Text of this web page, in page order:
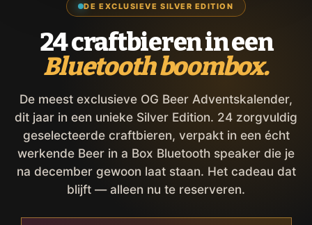
DE EXCLUSIEVE SILVER EDITION
24 craftbieren in een
Bluetooth boombox.
De meest exclusieve OG Beer Adventskalender,
dit jaar in een unieke Silver Edition. 24 zorgvuldig
geselecteerde craftbieren, verpakt in een écht
werkende Beer in a Box Bluetooth speaker die je
na december gewoon laat staan. Het cadeau dat
blijft — alleen nu te reserveren.